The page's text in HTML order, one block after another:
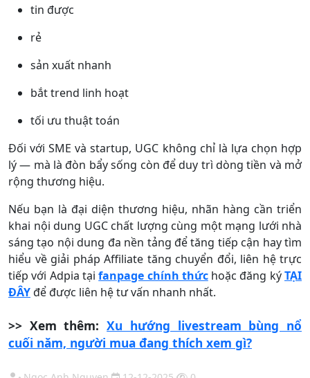
tin được
rẻ
sản xuất nhanh
bắt trend linh hoạt
tối ưu thuật toán
Đối với SME và startup, UGC không chỉ là lựa chọn hợp
lý — mà là đòn bẩy sống còn để duy trì dòng tiền và mở
rộng thương hiệu.
Nếu bạn là đại diện thương hiệu, nhãn hàng cần triển
khai nội dung UGC chất lượng cùng một mạng lưới nhà
sáng tạo nội dung đa nền tảng để tăng tiếp cận hay tìm
hiểu về giải pháp Affiliate tăng chuyển đổi, liên hệ trực
tiếp với Adpia tạifanpage chính thứchoặc đăng kýTẠI
ĐÂYđể được liên hệ tư vấn nhanh nhất.
>> Xem thêm:Xu hướng livestream bùng nổ
cuối năm, người mua đang thích xem gì?